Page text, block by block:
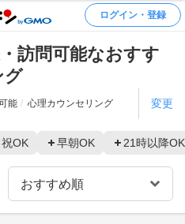
ログイン・登録
訪問可能なおすす
グ
能 心理カウンセリング 変更
祝OK 早朝OK 21時以降OK